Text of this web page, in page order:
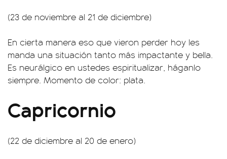
(23 de noviembre al 21 de diciembre)
En cierta manera eso que vieron perder hoy les
manda una situación tanto más impactante y bella.
Es neurálgico en ustedes espiritualizar, háganlo
siempre. Momento de color: plata.
Capricornio
(22 de diciembre al 20 de enero)